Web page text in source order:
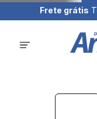
Frete grátis